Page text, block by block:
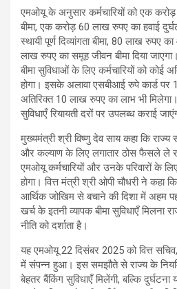
एमओयू के अनुसार कर्मचारियों को एक करोड़
बीमा, एक करोड़ 60 लाख रुपए का हवाई
स्थायी पूर्ण दिव्यांगता बीमा, 80 लाख रुपए
लाख रुपए का समूह जीवन बीमा दिया
बीमा सुविधाओं के लिए कर्मचारियों को कोई
होगा। इसके अलावा एसबीआई रुपे कार्ड पर
अतिरिक्त 10 लाख रुपए का लाभ भी
सुविधाएँ रियायती दरों पर उपलब्ध कराई
मुख्यमंत्री श्री विष्णु देव साय कहा कि राज्य
और कल्याण के लिए लगातार ठोस फैसले ले
एमओयू कर्मचारियों और उनके परिवारों के
होगा। वित्त मंत्री श्री ओपी चौधरी ने कहा
आर्थिक जोखिम से बचाने की दिशा में अहम
खर्च के इतनी व्यापक बीमा सुविधाएँ मिलना
नीति को दर्शाता है।
यह एमओयू 22 दिसंबर 2025 को वित्त
में संपन्न हुआ। इस समझौते से राज्य के
बेहतर बैंकिंग सुविधाएँ मिलेंगी, बल्कि